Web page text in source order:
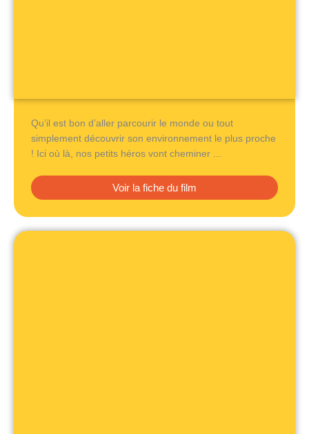
Qu’il est bon d’aller parcourir le monde ou tout
simplement découvrir son environnement le plus proche
! Ici où là, nos petits héros vont cheminer ...
Voir la fiche du film